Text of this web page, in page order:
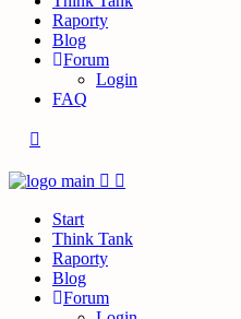
Raporty
Blog
Forum
Login
FAQ
Start
Think Tank
Raporty
Blog
Forum